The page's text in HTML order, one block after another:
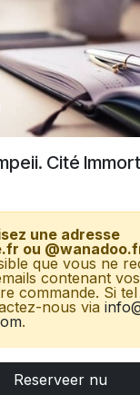
Cité
une adresse
ou
que vous ne
contenant
commande. Si
nous via
.
billet CE ?
Reserveer nu